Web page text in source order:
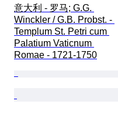
意大利 - 罗马; G.G.
Winckler / G.B. Probst. -
Templum St. Petri cum
Palatium Vaticnum
Romae - 1721-1750